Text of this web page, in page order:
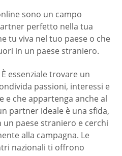
sono un campo
perfetto nella tua
tu viva nel tuo paese o che
in un paese straniero.
È essenziale trovare un
passioni, interessi e
e che appartenga anche al
partner ideale è una sfida,
paese straniero e cerchi
alla campagna. Le
nazionali ti offrono